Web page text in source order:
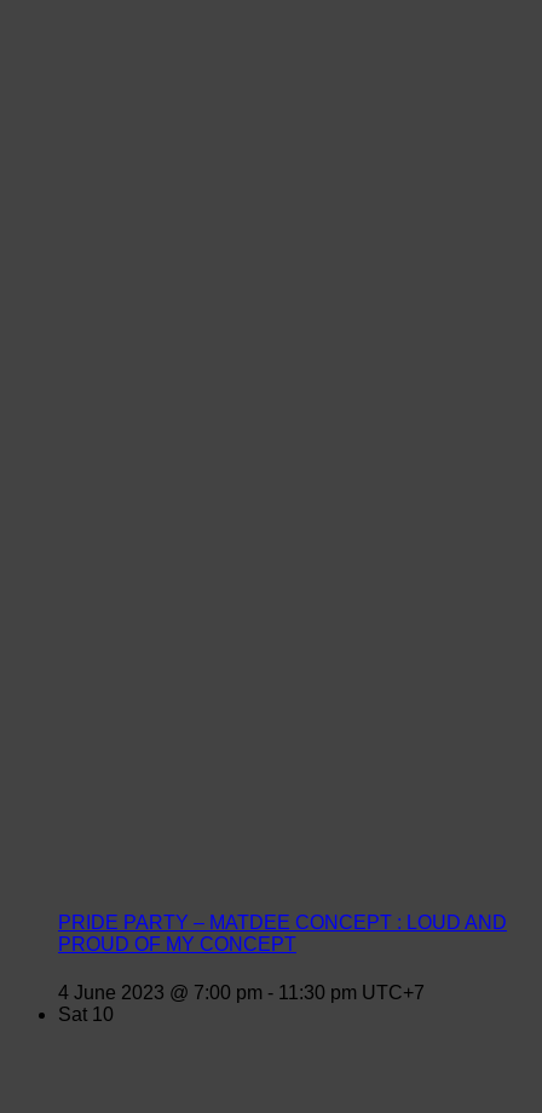
PRIDE PARTY – MATDEE CONCEPT : LOUD AND
PROUD OF MY CONCEPT
4 June 2023 @ 7:00 pm - 11:30 pm UTC+7
Sat 10